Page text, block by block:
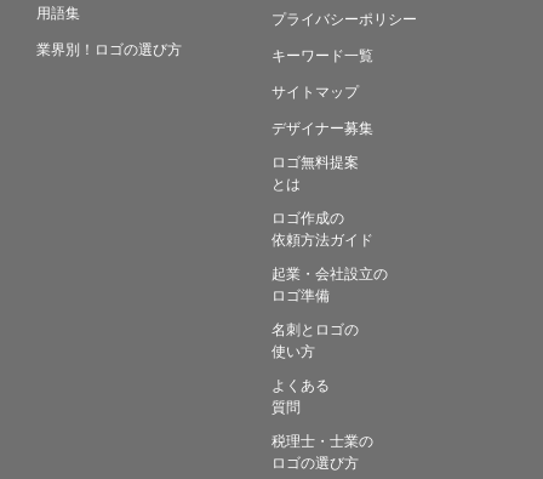
用語集
業界別！ロゴの選び方
プライバシーポリシー
キーワード一覧
サイトマップ
デザイナー募集
ロゴ無料提案
とは
ロゴ作成の
依頼方法ガイド
起業・会社設立の
ロゴ準備
名刺とロゴの
使い方
よくある
質問
税理士・士業の
ロゴの選び方